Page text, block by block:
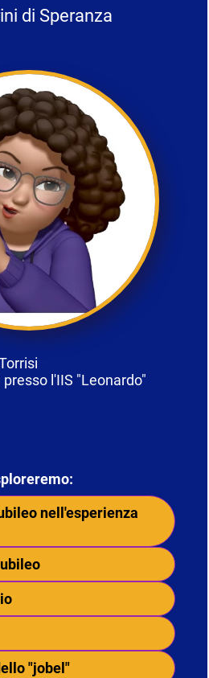
di Speranza
presso l'IIS "Leonardo"
nell'esperienza
"jobel"